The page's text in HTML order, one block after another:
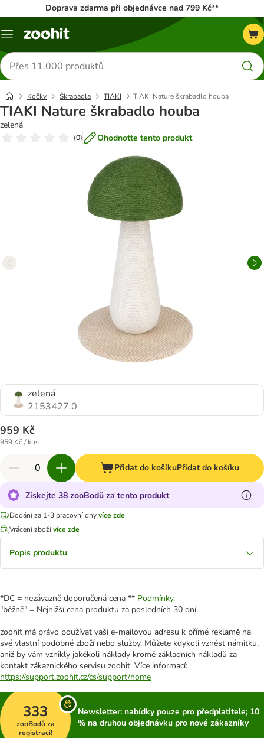
Doprava zdarma při objednávce nad 799 Kč**
Menu
Hledat
produkty
Kočky Škrabadla TIAKI TIAKI Nature škrabadlo houba
TIAKI Nature škrabadlo houba
zelená
(0) Ohodnoťte tento produkt
zelená
2153427.0
959 Kč
959 Kč / kus
Přidat do košíkuPřidat do košíku
Získejte 38 zooBodů za tento produkt
Dodání za 1-3 pracovní dnyvíce zde
Vrácení zbožívíce zde
Popis produktu
*DC = nezávazně doporučená cena ** Podmínky.
"běžně" = Nejnižší cena produktu za posledních 30 dní.
zoohit má právo používat vaši e-mailovou adresu k přímé reklamě na
své vlastní podobné zboží nebo služby. Můžete kdykoli vznést námitku,
aniž by vám vznikly jakékoli náklady kromě základních nákladů za
kontakt zákaznického servisu zoohit. Více informací:
https://support.zoohit.cz/cs/support/home
333
zooBodů za
registraci!
Newsletter: nabídky pouze pro předplatitele; 10
% na druhou objednávku pro nové zákazníky